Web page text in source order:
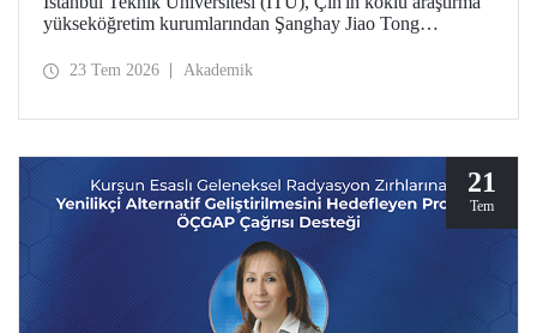
yükseköğretim kurumlarından Şanghay Jiao Tong
geliştirmek için bir mutabakat zaptı (MoU) imzalandı.
23 Tem 2026 Akademik
21
Tem